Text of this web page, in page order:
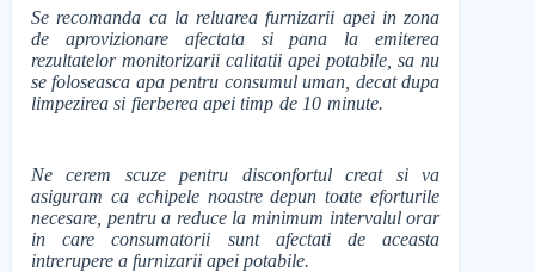
Se recomanda ca la reluarea furnizarii apei in zona
de aprovizionare afectata si pana la emiterea
rezultatelor monitorizarii calitatii apei potabile, sa nu
se foloseasca apa pentru consumul uman, decat dupa
limpezirea si fierberea apei timp de 10 minute.
Ne cerem scuze pentru disconfortul creat si va
asiguram ca echipele noastre depun toate eforturile
necesare, pentru a reduce la minimum intervalul orar
in care consumatorii sunt afectati de aceasta
intrerupere a furnizarii apei potabile.